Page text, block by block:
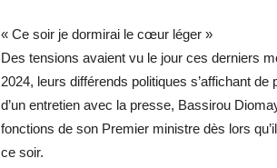
« Ce soir je dormirai le cœur léger »
Des tensions avaient vu le jour ces derniers
2024, leurs différends politiques s’affichant
d’un entretien avec la presse, Bassirou
fonctions de son Premier ministre dès lors
ce soir.